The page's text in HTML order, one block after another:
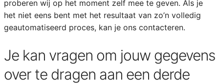
proberen wij op het moment zelf mee te geven. Als je
het niet eens bent met het resultaat van zo’n volledig
geautomatiseerd proces, kan je ons contacteren.
Je kan vragen om jouw gegevens
over te dragen aan een derde